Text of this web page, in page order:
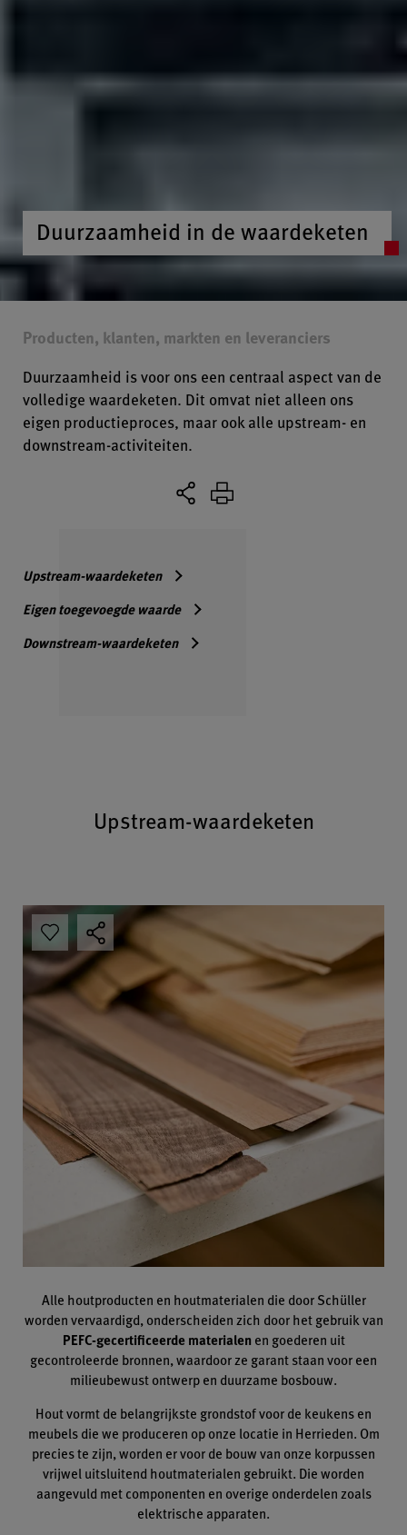
Duurzaamheid in de waardeketen
Producten, klanten, markten en leveranciers
Duurzaamheid is voor ons een centraal aspect van de
volledige waardeketen. Dit omvat niet alleen ons
eigen productieproces, maar ook alle upstream- en
downstream-activiteiten.
Upstream-waardeketen
Eigen toegevoegde waarde
Downstream-waardeketen
Upstream-waardeketen
Alle houtproducten en houtmaterialen die door Schüller
worden vervaardigd, onderscheiden zich door het gebruik van
PEFC-gecertificeerde materialen en goederen uit
gecontroleerde bronnen, waardoor ze garant staan voor een
milieubewust ontwerp en duurzame bosbouw.
Hout vormt de belangrijkste grondstof voor de keukens en
meubels die we produceren op onze locatie in Herrieden. Om
precies te zijn, worden er voor de bouw van onze korpussen
vrijwel uitsluitend houtmaterialen gebruikt. Die worden
aangevuld met componenten en overige onderdelen zoals
elektrische apparaten.